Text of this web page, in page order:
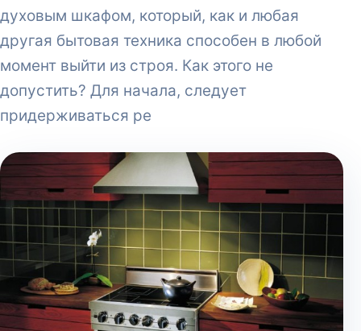
духовым шкафом, который, как и любая
другая бытовая техника способен в любой
момент выйти из строя. Как этого не
допустить? Для начала, следует
придерживаться ре